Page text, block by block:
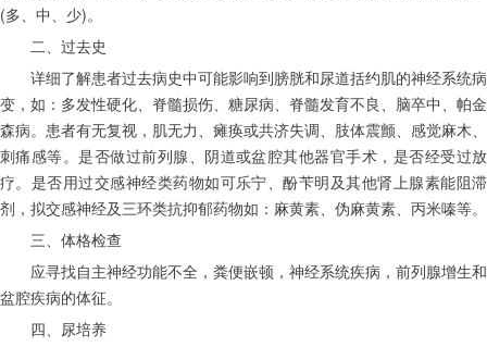
(多、中、少)。
二、过去史
详细了解患者过去病史中可能影响到膀胱和尿道括约肌的神经系统病
变，如：多发性硬化、脊髓损伤、糖尿病、脊髓发育不良、脑卒中、帕金
森病。患者有无复视，肌无力、瘫痪或共济失调、肢体震颤、感觉麻木、
刺痛感等。是否做过前列腺、阴道或盆腔其他器官手术，是否经受过放
疗。是否用过交感神经类药物如可乐宁、酚苄明及其他肾上腺素能阻滞
剂，拟交感神经及三环类抗抑郁药物如：麻黄素、伪麻黄素、丙米嗪等。
三、体格检查
应寻找自主神经功能不全，粪便嵌顿，神经系统疾病，前列腺增生和
盆腔疾病的体征。
四、尿培养